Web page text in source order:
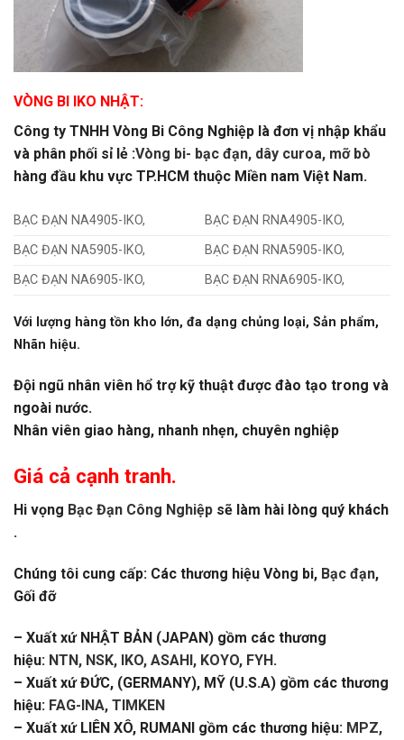
VÒNG BI IKO NHẬT:
Công ty TNHH Vòng Bi Công Nghiệp là đơn vị nhập khẩu
và phân phối sỉ lẻ :Vòng bi- bạc đạn, dây curoa, mỡ bò
hàng đầu khu vực TP.HCM thuộc Miền nam Việt Nam.
BẠC ĐẠN NA4905-IKO,
BẠC ĐẠN RNA4905-IKO,
BẠC ĐẠN NA5905-IKO,
BẠC ĐẠN RNA5905-IKO,
BẠC ĐẠN NA6905-IKO,
BẠC ĐẠN RNA6905-IKO,
Với lượng hàng tồn kho lớn, đa dạng chủng loại, Sản phẩm,
Nhãn hiệu.
Đội ngũ nhân viên hổ trợ kỹ thuật được đào tạo trong và
ngoài nước.
Nhân viên giao hàng, nhanh nhẹn, chuyên nghiệp
Giá cả cạnh tranh.
Hi vọng Bạc Đạn Công Nghiệp sẽ làm hài lòng quý khách
.
Chúng tôi cung cấp: Các thương hiệu Vòng bi, Bạc đạn,
Gối đỡ
– Xuất xứ NHẬT BẢN (JAPAN) gồm các thương
hiệu: NTN, NSK, IKO, ASAHI, KOYO, FYH.
– Xuất xứ ĐỨC, (GERMANY), MỸ (U.S.A) gồm các thương
hiệu: FAG-INA, TIMKEN
– Xuất xứ LIÊN XÔ, RUMANI gồm các thương hiệu: MPZ,